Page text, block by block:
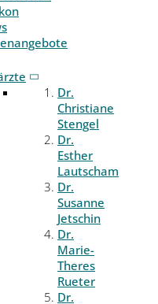
Dr.
Christiane
Stengel
Dr.
Esther
Lautscham
Dr.
Susanne
Jetschin
Dr.
Marie-
Theres
Rueter
Dr.